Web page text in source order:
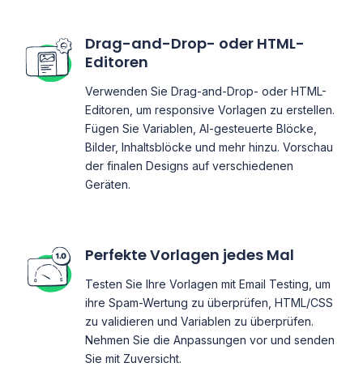
Drag-and-Drop- oder HTML-
Editoren
Verwenden Sie Drag-and-Drop- oder HTML-
Editoren, um responsive Vorlagen zu erstellen.
Fügen Sie Variablen, AI-gesteuerte Blöcke,
Bilder, Inhaltsblöcke und mehr hinzu. Vorschau
der finalen Designs auf verschiedenen
Geräten.
Perfekte Vorlagen jedes Mal
Testen Sie Ihre Vorlagen mit Email Testing, um
ihre Spam-Wertung zu überprüfen, HTML/CSS
zu validieren und Variablen zu überprüfen.
Nehmen Sie die Anpassungen vor und senden
Sie mit Zuversicht.